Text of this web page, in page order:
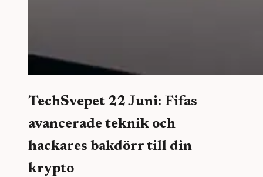
TechSvepet 22 Juni: Fifas
avancerade teknik och
hackares bakdörr till din
krypto